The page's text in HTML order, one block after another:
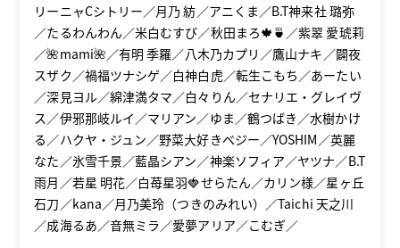
リーニャCシトリー／月乃 紡／アニくま／B.T神来社 璐弥
／たるわんわん／米白むすび／秋田まろ🍁🍵／紫翠 愛琥莉
／🌺mami🌺／有明 季羅／八木乃カプリ／鷹山ナキ／闢夜
スザク／禍福ツナシゲ／白神白虎／転生こもち／あーたい
／深見ヨル／綿津満タマ／白々りん／セナリエ・グレイヴ
ス／伊邪那岐ルイ／マリアン／ゆま／鶴つばき／水樹かけ
る／ハクヤ・ジュン／野菜大好きベジー／YOSHIM／英麗
なた／氷雪千景／藍晶シアン／神楽ソフィア／ヤツナ／B.T
雨月／若星 明花／白苺星羽🍓せらたん／カリン様／星ヶ丘
石刀／kana／月乃美玲（つきのみれい）／Taichi 天之川
／成海るあ／音無ミラ／愛夢アリア／こむぎ／